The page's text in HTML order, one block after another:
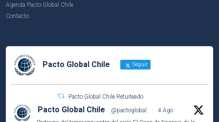
Agenda Pacto Global Chile
Contacto
Pacto Global Chile Seguir
Pacto Global Chile Retuiteado
Pacto Global Chile @pactoglobal ·
4 Ago